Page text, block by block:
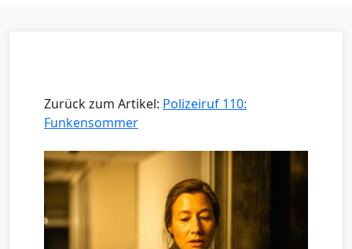
Zurück zum Artikel: Polizeiruf 110:
Funkensommer